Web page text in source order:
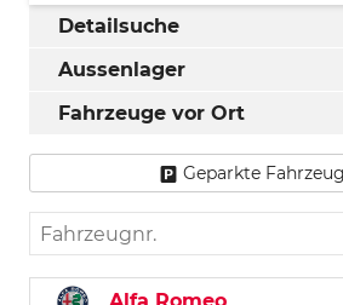
Detailsuche
Aussenlager
Fahrzeuge vor Ort
Geparkte
Fahrzeugnr.
Alfa Romeo